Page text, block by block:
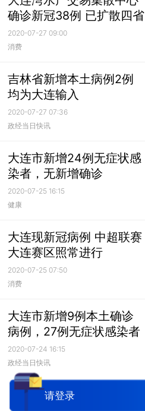
确诊新冠38例 已扩散四省
2020-07-27 09:00
消费
吉林省新增本土病例2例
均为大连输入
2020-07-27 07:36
政经当日快讯
大连市新增24例无症状感
染者，无新增确诊
2020-07-25 16:15
健康
大连现新冠病例 中超联赛
大连赛区照常进行
2020-07-25 07:50
消费
大连市新增9例本土确诊
病例，27例无症状感染者
2020-07-24 16:15
政经当日快讯
请登录